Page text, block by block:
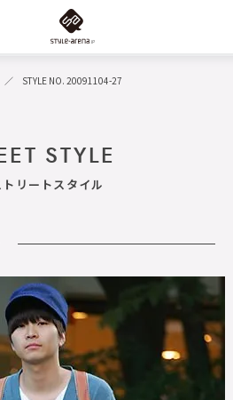
STYLE NO. 20091104-27
STYLE
リートスタイル